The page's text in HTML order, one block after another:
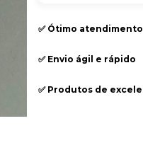
✅ Ótimo atendimento
✅ Envio ágil e rápido
✅ Produtos de